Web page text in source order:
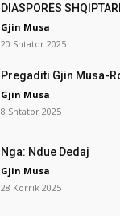
DIASPORËS
Gjin Musa
20 Shtator 2025
Pregaditi Gjin Musa-
Gjin Musa
8 Shtator 2025
Nga: Ndue Dedaj
Gjin Musa
28 Korrik 2025